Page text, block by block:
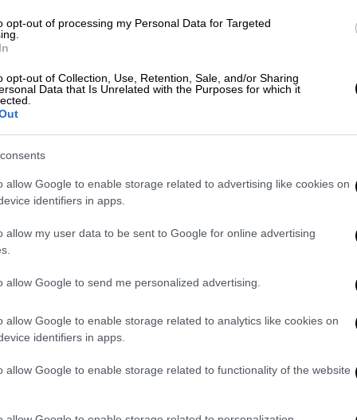
opt-out of processing my Personal Data for Targeted
opt-out of Collection, Use, Retention, Sale, and/or Sharing
Data that Is Unrelated with the Purposes for which it
allow Google to enable storage related to advertising like cookies on
identifiers in apps.
allow my user data to be sent to Google for online advertising
allow Google to send me personalized advertising.
allow Google to enable storage related to analytics like cookies on
identifiers in apps.
allow Google to enable storage related to functionality of the website
called n*gger wasn’t on my 2026
2026
προήλθαν από έναν συμμετέχοντα
του νευρικού συστήματος που
κινήσεις ή ήχους, γνωστούς ως
έντονη και προσβλητική γλώσσα κατά τη
BAFTA 2026
το σύνδρομο Τουρέτ και δεν ήταν
προσβολή προκλήθηκε», δήλωσε ο
News.
σχόλιο φέρεται να φώναξε ο ακτιβιστής
Τουρέτ . Ο Davidson βρισκόταν
I Swear («Ορκίζομαι»), η οποία
σύνδρομο Τουρέτ και επιδιώκει την